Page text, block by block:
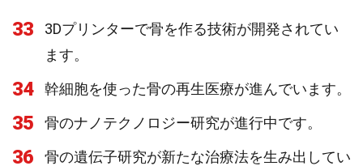
33
3Dプリンターで骨を作る技術が開発されてい
ます。
34 幹細胞を使った骨の再生医療が進んでいます。
35 骨のナノテクノロジー研究が進行中です。
36
骨の遺伝子研究が新たな治療法を生み出してい